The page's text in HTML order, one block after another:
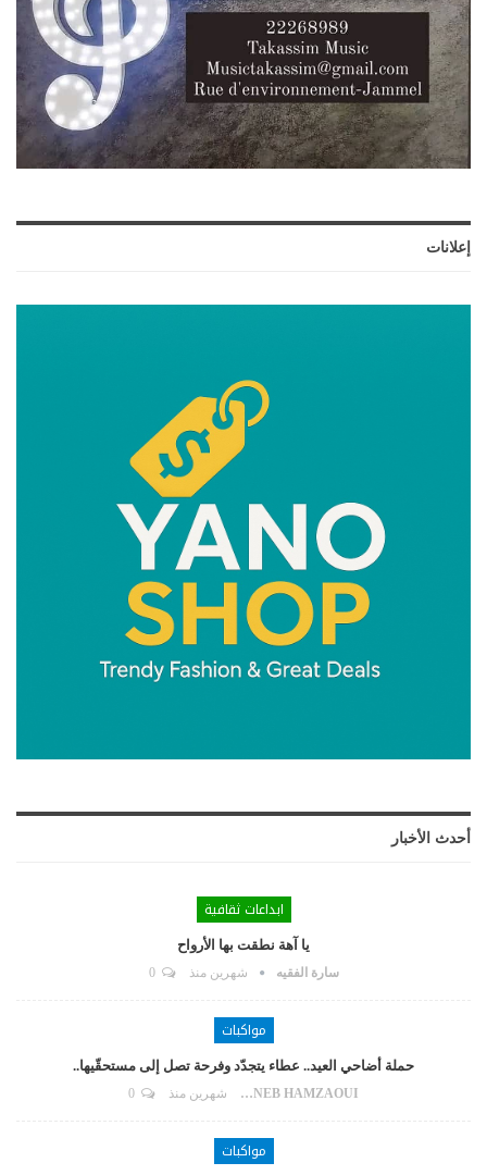
إعلانات
أحدث الأخبار
ابداعات ثقافية
يا آهة نطقت بها الأرواح
سارة الفقيه شهرين منذ 0
مواكبات
حملة أضاحي العيد.. عطاء يتجدّد وفرحة تصل إلى مستحقّيها..
ZAYNEB HAMZAOUI شهرين منذ
مواكبات